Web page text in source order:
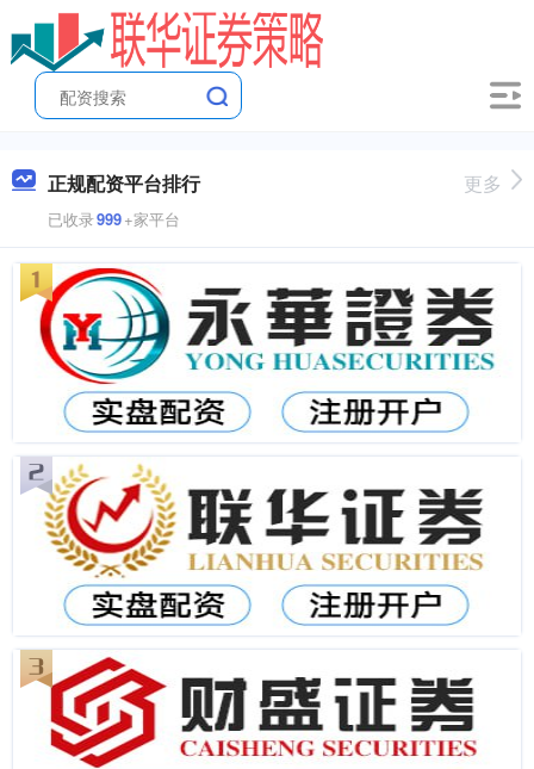
正规配资平台排行
已收录999+家平台
更多